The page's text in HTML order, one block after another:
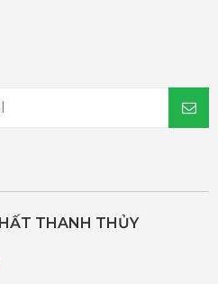
THANH THỦY